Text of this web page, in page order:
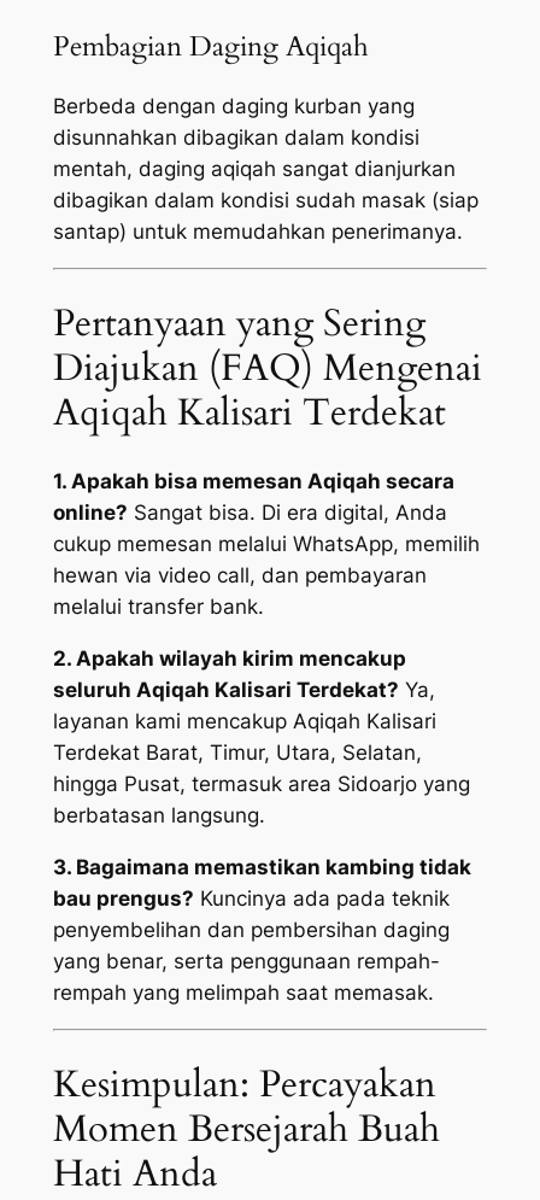
Pembagian Daging Aqiqah
Berbeda dengan daging kurban yang
disunnahkan dibagikan dalam kondisi
mentah, daging aqiqah sangat dianjurkan
dibagikan dalam kondisi sudah masak (siap
santap) untuk memudahkan penerimanya.
Pertanyaan yang Sering
Diajukan (FAQ) Mengenai
Aqiqah Kalisari Terdekat
1. Apakah bisa memesan Aqiqah secara
online? Sangat bisa. Di era digital, Anda
cukup memesan melalui WhatsApp, memilih
hewan via video call, dan pembayaran
melalui transfer bank.
2. Apakah wilayah kirim mencakup
seluruh Aqiqah Kalisari Terdekat? Ya,
layanan kami mencakup Aqiqah Kalisari
Terdekat Barat, Timur, Utara, Selatan,
hingga Pusat, termasuk area Sidoarjo yang
berbatasan langsung.
3. Bagaimana memastikan kambing tidak
bau prengus? Kuncinya ada pada teknik
penyembelihan dan pembersihan daging
yang benar, serta penggunaan rempah-
rempah yang melimpah saat memasak.
Kesimpulan: Percayakan
Momen Bersejarah Buah
Hati Anda